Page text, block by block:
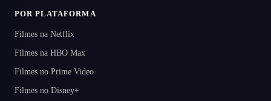
POR PLATAFORMA
Filmes na Netflix
Filmes na HBO Max
Filmes no Prime Video
Filmes no Disney+